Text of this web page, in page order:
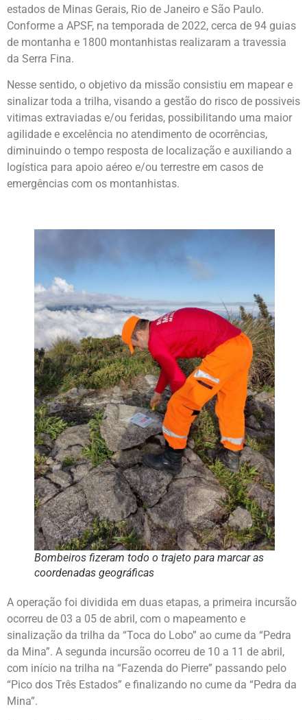
estados de Minas Gerais, Rio de Janeiro e São Paulo.
Conforme a APSF, na temporada de 2022, cerca de 94 guias
de montanha e 1800 montanhistas realizaram a travessia
da Serra Fina.
Nesse sentido, o objetivo da missão consistiu em mapear e
sinalizar toda a trilha, visando a gestão do risco de possiveis
vitimas extraviadas e/ou feridas, possibilitando uma maior
agilidade e excelência no atendimento de ocorrências,
diminuindo o tempo resposta de localização e auxiliando a
logística para apoio aéreo e/ou terrestre em casos de
emergências com os montanhistas.
Bombeiros fizeram todo o trajeto para marcar as
coordenadas geográficas
A operação foi dividida em duas etapas, a primeira incursão
ocorreu de 03 a 05 de abril, com o mapeamento e
sinalização da trilha da “Toca do Lobo” ao cume da “Pedra
da Mina”. A segunda incursão ocorreu de 10 a 11 de abril,
com início na trilha na “Fazenda do Pierre” passando pelo
“Pico dos Três Estados” e finalizando no cume da “Pedra da
Mina”.